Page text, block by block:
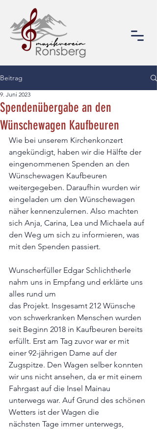
Beitrag
Spendenübergabe an den
Wünschewagen Kaufbeuren
9. Juni 2023
Wie bei unserem Kirchenkonzert
angekündigt, haben wir die Hälfte der
eingenommenen Spenden an den
Wünschewagen Kaufbeuren
weitergegeben. Daraufhin wurden wir
eingeladen um den Wünschewagen
näher kennenzulernen. Also machten
sich Anja, Carina, Lea und Michaela auf
den Weg um sich zu informieren, was
mit den Spenden passiert.
Wunscherfüller Edgar Schlichtherle
nahm uns in Empfang und erklärte uns
alles rund um
das Projekt. Insgesamt 212 Wünsche
von schwerkranken Menschen wurden
seit Beginn 2018 in Kaufbeuren bereits
erfüllt. Erst am Tag zuvor war er mit
einer 92-jährigen Dame auf der
Zugspitze. Den Wagen selber konnten
wir uns nicht ansehen, da er mit einem
Fahrgast auf die Insel Mainau
unterwegs war. Auf Grund des schönen
Wetters ist der Wagen die
nächsten Tage immer unterwegs,